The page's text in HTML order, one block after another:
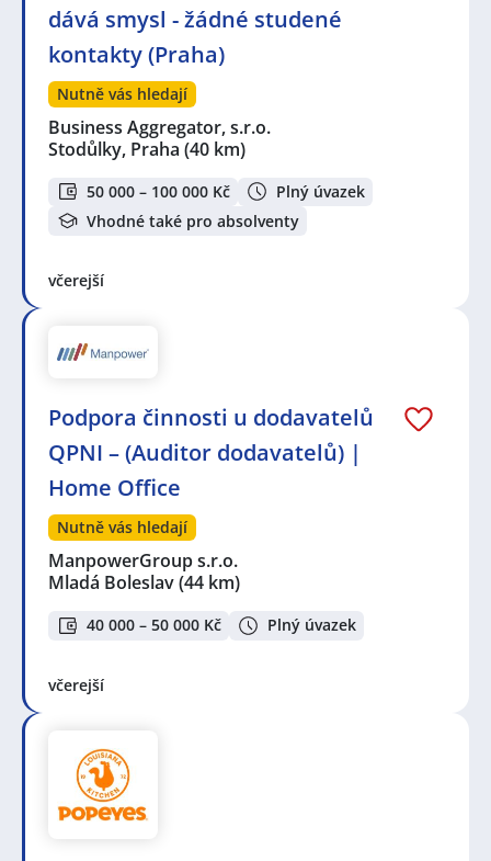
dává smysl - žádné studené
kontakty (Praha)
Nutně vás hledají
Business Aggregator, s.r.o.
Stodůlky, Praha (40 km)
50 000 – 100 000 Kč
Plný úvazek
Vhodné také pro absolventy
včerejší
Podpora činnosti u dodavatelů
QPNI – (Auditor dodavatelů) |
Home Office
Nutně vás hledají
ManpowerGroup s.r.o.
Mladá Boleslav(44 km)
40 000 – 50 000 Kč Plný úvazek
včerejší